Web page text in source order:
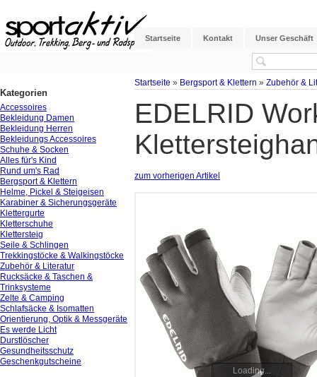
Startseite Kontakt Unser Geschäft
Startseite » Bergsport & Klettern » Zubehör &
EDELRID
zum vorherigen Artikel
Loading...
Kategorien
Accessoires
Bekleidung Damen
Bekleidung Herren
Bekleidungs Accessoires
Schuhe & Socken
Alles für's Kind
Rund um's Rad
Bergsport & Klettern
Helme, Pickel & Steigeisen
Karabiner & Sicherungsgeräte
Klettergurte
Kletterschuhe
Klettersteig
Seile & Schlingen
Trekkingstöcke & Walkingstöcke
Zubehör & Literatur
Rucksäcke & Taschen &
Trinksysteme
Zelte & Camping
Schlafsäcke & Isomatten
Orientierung, Optik & Messgeräte
Es werde Licht
Durstlöscher
Gesundheitsschutz
Geschenkgutscheine